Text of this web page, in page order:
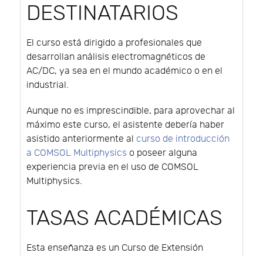
DESTINATARIOS
El curso está dirigido a profesionales que
desarrollan análisis electromagnéticos de
AC/DC, ya sea en el mundo académico o en el
industrial.
Aunque no es imprescindible, para aprovechar al
máximo este curso, el asistente debería haber
asistido anteriormente al curso de introducción
a COMSOL Multiphysics o poseer alguna
experiencia previa en el uso de COMSOL
Multiphysics.
TASAS ACADÉMICAS
Esta enseñanza es un Curso de Extensión